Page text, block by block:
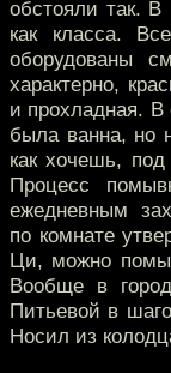
обстояли так.
как класса.
оборудованы
характерно,
и прохладная. В
была ванна, но
как хочешь, под
Процесс
ежедневным
по комнате
Ци, можно
Вообще в
Питьевой в
Носил из